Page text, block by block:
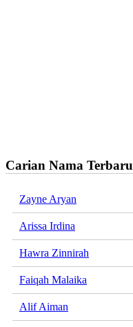
Carian Nama Terbaru
Zayne Aryan
Arissa Irdina
Hawra Zinnirah
Faiqah Malaika
Alif Aiman